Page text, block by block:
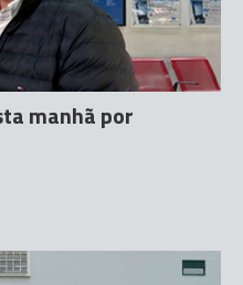
manhã por